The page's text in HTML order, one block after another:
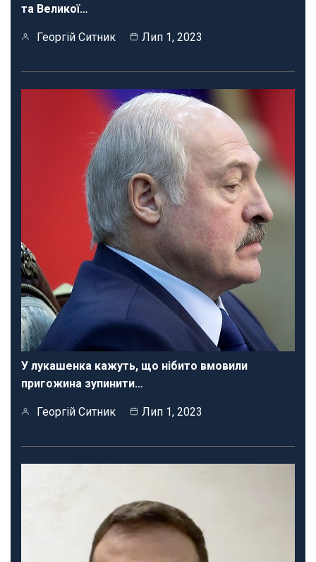
та Великої…
Георгій Ситник Лип 1, 2023
У лукашенка кажуть, що нібито вмовили
пригожина зупинити…
Георгій Ситник Лип 1, 2023